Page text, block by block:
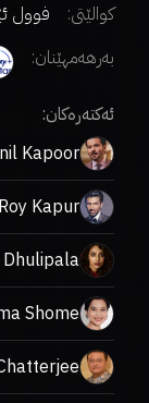
کوالێتی:
فوول
بەرهەمهێنان:
ئەکتەرەکان:
Kapoor
Kapur
Shome